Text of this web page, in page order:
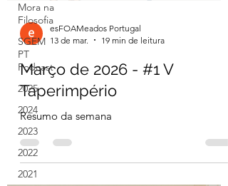
Mora na
Filosofia
SGEM
PT
Podcast
2025
2024
2023
2022
2021
esFOAMeados Portugal
13 de mar.
19 min de leitura
Março de 2026 - #1 V
Taperimpério
Resumo da semana